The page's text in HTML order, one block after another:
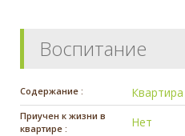
Воспитание
Содержание : Квартира
Приучен к жизни в
квартире :
Нет